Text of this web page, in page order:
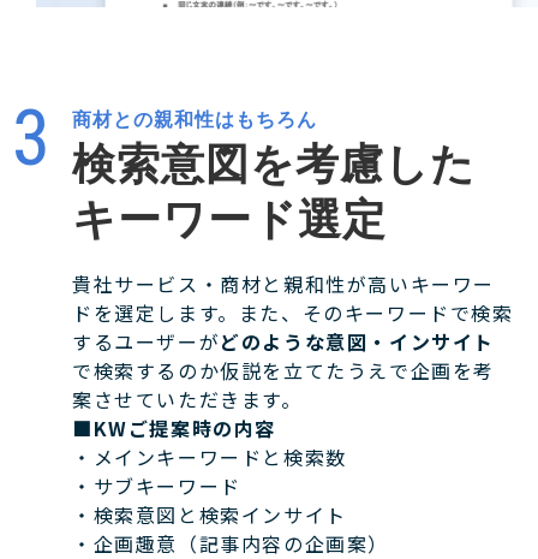
商材との親和性はもちろん
検索意図を考慮した
キーワード選定
貴社サービス・商材と親和性が高いキーワー
ドを選定します。また、そのキーワードで検索
するユーザーがどのような意図・インサイト
で検索するのか仮説を立てたうえで企画を考
案させていただきます。
■KWご提案時の内容
・メインキーワードと検索数
・サブキーワード
・検索意図と検索インサイト
・企画趣意（記事内容の企画案）